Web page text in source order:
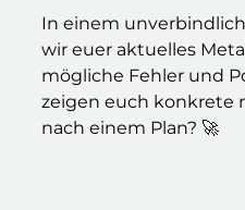
In einem
wir euer aktuelles
mögliche Fehler und
zeigen euch konkrete
nach einem Plan? 🚀